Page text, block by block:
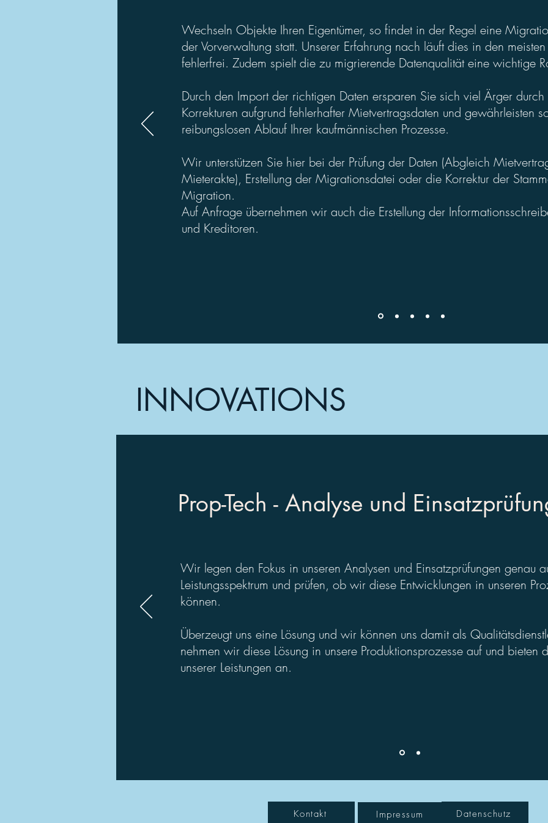
Wechseln Objekte Ihren Eigentümer, so findet in der Regel eine
der Vorverwaltung statt. Unserer Erfahrung nach läuft dies in den
fehlerfrei. Zudem spielt die zu migrierende Datenqualität eine wichtige
Durch den Import der richtigen Daten ersparen Sie sich viel Ärger
Korrekturen aufgrund fehlerhafter Mietvertragsdaten und gewährleisten
reibungslosen Ablauf Ihrer kaufmännischen Prozesse.
Wir unterstützen Sie hier bei der Prüfung der Daten (Abgleich
Mieterakte), Erstellung der Migrationsdatei oder die Korrektur der
Migration.
Auf Anfrage übernehmen wir auch die Erstellung der
und Kreditoren.
INNOVATIONS
Prop-Tech - Analyse und
Wir legen den Fokus in unseren Analysen und Einsatzprüfungen genau
Leistungsspektrum und prüfen, ob wir diese Entwicklungen in unseren
können.
Überzeugt uns eine Lösung und wir können uns damit als
nehmen wir diese Lösung in unsere Produktionsprozesse auf und bieten
unserer Leistungen an.
Kontakt Impressum Datenschutz